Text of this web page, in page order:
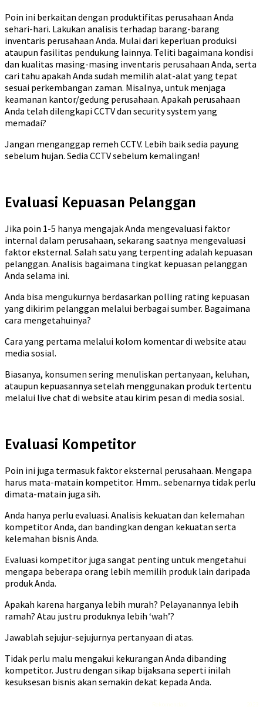
Poin ini berkaitan dengan produktifitas perusahaan Anda
sehari-hari. Lakukan analisis terhadap barang-barang
inventaris perusahaan Anda. Mulai dari keperluan produksi
ataupun fasilitas pendukung lainnya. Teliti bagaimana kondisi
dan kualitas masing-masing inventaris perusahaan Anda, serta
cari tahu apakah Anda sudah memilih alat-alat yang tepat
sesuai perkembangan zaman. Misalnya, untuk menjaga
keamanan kantor/gedung perusahaan. Apakah perusahaan
Anda telah dilengkapi CCTV dan security system yang
memadai?
Jangan menganggap remeh CCTV. Lebih baik sedia payung
sebelum hujan. Sedia CCTV sebelum kemalingan!
Evaluasi Kepuasan Pelanggan
Jika poin 1-5 hanya mengajak Anda mengevaluasi faktor
internal dalam perusahaan, sekarang saatnya mengevaluasi
faktor eksternal. Salah satu yang terpenting adalah kepuasan
pelanggan. Analisis bagaimana tingkat kepuasan pelanggan
Anda selama ini.
Anda bisa mengukurnya berdasarkan polling rating kepuasan
yang dikirim pelanggan melalui berbagai sumber. Bagaimana
cara mengetahuinya?
Cara yang pertama melalui kolom komentar di website atau
media sosial.
Biasanya, konsumen sering menuliskan pertanyaan, keluhan,
ataupun kepuasannya setelah menggunakan produk tertentu
melalui live chat di website atau kirim pesan di media sosial.
Evaluasi Kompetitor
Poin ini juga termasuk faktor eksternal perusahaan. Mengapa
harus mata-matain kompetitor. Hmm.. sebenarnya tidak perlu
dimata-matain juga sih.
Anda hanya perlu evaluasi. Analisis kekuatan dan kelemahan
kompetitor Anda, dan bandingkan dengan kekuatan serta
kelemahan bisnis Anda.
Evaluasi kompetitor juga sangat penting untuk mengetahui
mengapa beberapa orang lebih memilih produk lain daripada
produk Anda.
Apakah karena harganya lebih murah? Pelayanannya lebih
ramah? Atau justru produknya lebih ‘wah’?
Jawablah sejujur-sejujurnya pertanyaan di atas.
Tidak perlu malu mengakui kekurangan Anda dibanding
kompetitor. Justru dengan sikap bijaksana seperti inilah
kesuksesan bisnis akan semakin dekat kepada Anda.